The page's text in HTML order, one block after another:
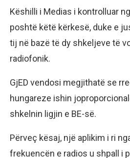
Këshilli i Medias i kontrolluar
poshtë këtë kërkesë, duke e
tij në bazë të dy shkeljeve të
radiofonik.
GjED vendosi megjithatë se
hungareze ishin
shkelnin ligjin e BE-së.
Përveç kësaj, një aplikim i ri
frekuencën e radios u shpall i